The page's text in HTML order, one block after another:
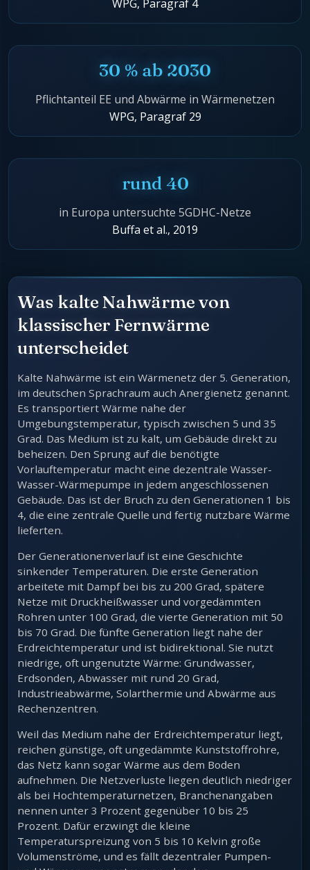
WPG, Paragraf 4
30 % ab 2030
Pflichtanteil EE und Abwärme in Wärmenetzen
WPG, Paragraf 29
rund 40
in Europa untersuchte 5GDHC-Netze
Buffa et al., 2019
Was kalte Nahwärme von
klassischer Fernwärme
unterscheidet
Kalte Nahwärme ist ein Wärmenetz der 5. Generation,
im deutschen Sprachraum auch Anergienetz genannt.
Es transportiert Wärme nahe der
Umgebungstemperatur, typisch zwischen 5 und 35
Grad. Das Medium ist zu kalt, um Gebäude direkt zu
beheizen. Den Sprung auf die benötigte
Vorlauftemperatur macht eine dezentrale Wasser-
Wasser-Wärmepumpe in jedem angeschlossenen
Gebäude. Das ist der Bruch zu den Generationen 1 bis
4, die eine zentrale Quelle und fertig nutzbare Wärme
lieferten.
Der Generationenverlauf ist eine Geschichte
sinkender Temperaturen. Die erste Generation
arbeitete mit Dampf bei bis zu 200 Grad, spätere
Netze mit Druckheißwasser und vorgedämmten
Rohren unter 100 Grad, die vierte Generation mit 50
bis 70 Grad. Die fünfte Generation liegt nahe der
Erdreichtemperatur und ist bidirektional. Sie nutzt
niedrige, oft ungenutzte Wärme: Grundwasser,
Erdsonden, Abwasser mit rund 20 Grad,
Industrieabwärme, Solarthermie und Abwärme aus
Rechenzentren.
Weil das Medium nahe der Erdreichtemperatur liegt,
reichen günstige, oft ungedämmte Kunststoffrohre,
das Netz kann sogar Wärme aus dem Boden
aufnehmen. Die Netzverluste liegen deutlich niedriger
als bei Hochtemperaturnetzen, Branchenangaben
nennen unter 3 Prozent gegenüber 10 bis 25
Prozent. Dafür erzwingt die kleine
Temperaturspreizung von 5 bis 10 Kelvin große
Volumenströme, und es fällt dezentraler Pumpen-